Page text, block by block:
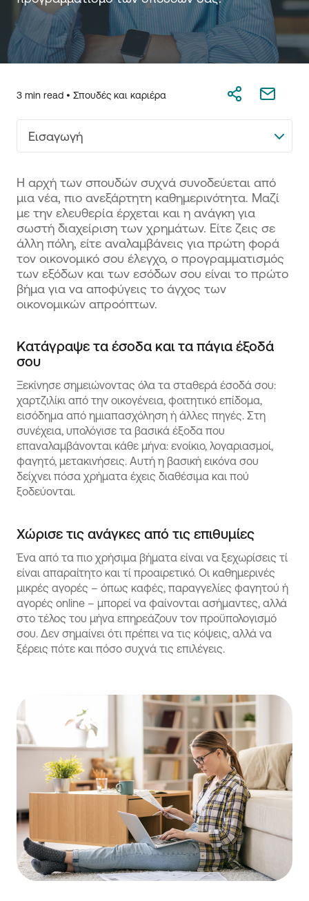
3 min read • Σπουδές και καριέρα
Εισαγωγή
Η αρχή των σπουδών συχνά συνοδεύεται από
μια νέα, πιο ανεξάρτητη καθημερινότητα. Μαζί
με την ελευθερία έρχεται και η ανάγκη για
σωστή διαχείριση των χρημάτων. Είτε ζεις σε
άλλη πόλη, είτε αναλαμβάνεις για πρώτη φορά
τον οικονομικό σου έλεγχο, ο προγραμματισμός
των εξόδων και των εσόδων σου είναι το πρώτο
βήμα για να αποφύγεις το άγχος των
οικονομικών απροόπτων.
Κατάγραψε τα έσοδα και τα πάγια έξοδά
σου
Ξεκίνησε σημειώνοντας όλα τα σταθερά έσοδά σου:
χαρτζιλίκι από την οικογένεια, φοιτητικό επίδομα,
εισόδημα από ημιαπασχόληση ή άλλες πηγές. Στη
συνέχεια, υπολόγισε τα βασικά έξοδα που
επαναλαμβάνονται κάθε μήνα: ενοίκιο, λογαριασμοί,
φαγητό, μετακινήσεις. Αυτή η βασική εικόνα σου
δείχνει πόσα χρήματα έχεις διαθέσιμα και πού
ξοδεύονται.
Χώρισε τις ανάγκες από τις επιθυμίες
Ένα από τα πιο χρήσιμα βήματα είναι να ξεχωρίσεις τί
είναι απαραίτητο και τί προαιρετικό. Οι καθημερινές
μικρές αγορές – όπως καφές, παραγγελίες φαγητού ή
αγορές online – μπορεί να φαίνονται ασήμαντες, αλλά
στο τέλος του μήνα επηρεάζουν τον προϋπολογισμό
σου. Δεν σημαίνει ότι πρέπει να τις κόψεις, αλλά να
ξέρεις πότε και πόσο συχνά τις επιλέγεις.